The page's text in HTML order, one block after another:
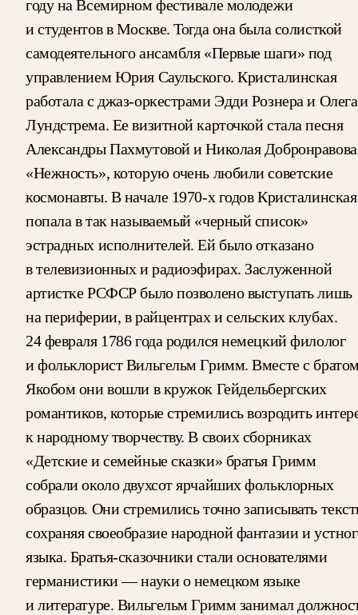
году на Всемирном фестивале молодежи
и студентов в Москве. Тогда она была солисткой
самодеятельного ансамбля «Первые шаги» под
управлением Юрия Саульского. Кристалинская
работала с джаз-оркестрами Эдди Рознера и Олега
Лундстрема. Ее визитной карточкой стала песня
Александры Пахмутовой и Николая Добронравова
«Нежность», которую очень любили советские
космонавты. В начале 1970-х годов Кристалинская
попала в так называемый «черный список»
эстрадных исполнителей. Ей было отказано
в телевизионных и радиоэфирах. Заслуженной
артистке РСФСР было позволено выступать лишь
на периферии, в райцентрах и сельских клубах.
24 февраля 1786 года родился немецкий филолог
и фольклорист Вильгельм Гримм. Вместе с
Якобом они вошли в кружок Гейдельбергских
романтиков, которые стремились возродить
к народному творчеству. В своих сборниках
«Детские и семейные сказки» братья Гримм
собрали около двухсот ярчайших фольклорных
образцов. Они стремились точно записывать
сохраняя своеобразие народной фантазии и
языка. Братья-сказочники стали основателями
германистики — науки о немецком языке
и литературе. Вильгельм Гримм занимал